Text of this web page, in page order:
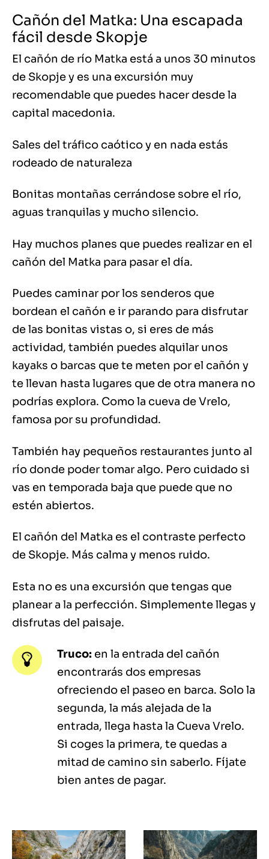
Cañón del Matka: Una escapada
fácil desde Skopje
El cañón de río Matka está a unos 30 minutos
de Skopje y es una excursión muy
recomendable que puedes hacer desde la
capital macedonia.
Sales del tráfico caótico y en nada estás
rodeado de naturaleza
Bonitas montañas cerrándose sobre el río,
aguas tranquilas y mucho silencio.
Hay muchos planes que puedes realizar en el
cañón del Matka para pasar el día.
Puedes caminar por los senderos que
bordean el cañón e ir parando para disfrutar
de las bonitas vistas o, si eres de más
actividad, también puedes alquilar unos
kayaks o barcas que te meten por el cañón y
te llevan hasta lugares que de otra manera no
podrías explora. Como la cueva de Vrelo,
famosa por su profundidad.
También hay pequeños restaurantes junto al
río donde poder tomar algo. Pero cuidado si
vas en temporada baja que puede que no
estén abiertos.
El cañón del Matka es el contraste perfecto
de Skopje. Más calma y menos ruido.
Esta no es una excursión que tengas que
planear a la perfección. Simplemente llegas y
disfrutas del paisaje.
Truco: en la entrada del cañón
encontrarás dos empresas
ofreciendo el paseo en barca. Solo la
segunda, la más alejada de la
entrada, llega hasta la Cueva Vrelo.
Si coges la primera, te quedas a
mitad de camino sin saberlo. Fíjate
bien antes de pagar.